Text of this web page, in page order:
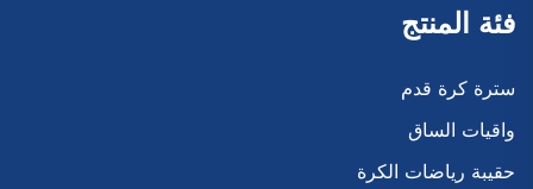
فئة المنتج
سترة كرة قدم
واقيات الساق
حقيبة رياضات الكرة